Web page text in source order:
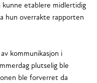
etablere midlertidig
hun overrakte rapporten
kommunikasjon i
plutselig ble
ble forverret da